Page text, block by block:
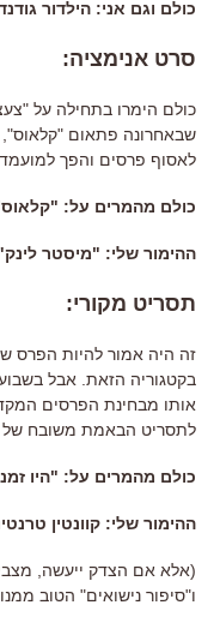
כולם וגם אני: הילדור
סרט אנימציה:
כולם הימרו בתחילה על "
שבאחרונה פתאום
לאסוף פרסים והפך למועמד
כולם מהמרים על: "קלאוס"
ההימור שלי: "מיסטר לינק
תסריט מקורי:
זה היה אמור להיות הפרס
בקטגוריה הזאת . אבל
אותו מבחינת הפרסים
לתסריט הבאמת משובח של
כולם מהמרים על: "היו
ההימור שלי: קוונטין
(אלא אם הצדק ייעשה
ו"סיפור נישואים" הטוב ממנו